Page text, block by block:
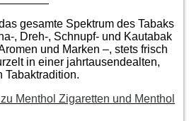
gesamte Spektrum des Tabaks
, Dreh-, Schnupf- und Kautabak
und Marken –, stets frisch
in einer jahrtausendealten,
Tabaktradition.
Menthol Zigaretten und Menthol